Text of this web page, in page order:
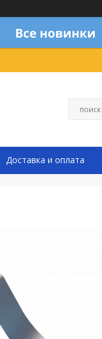
Доставка и оплата